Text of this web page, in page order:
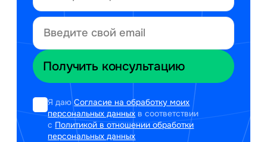
Я даюСогласие на обработку моих
персональных данных в соответствии
с Политикой в отношении обработки
персональных данных